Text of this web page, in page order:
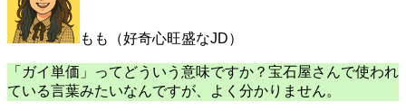
もも（好奇心旺盛なJD）
「ガイ単価」ってどういう意味ですか？宝石屋さんで使われ
ている言葉みたいなんですが、よく分かりません。